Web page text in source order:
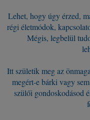
Lehet, hogy úgy érzed,
régi életmódok,
Mégis, legbelül
Itt születik meg az
megért-e bárki vagy
szülői gondoskodásod